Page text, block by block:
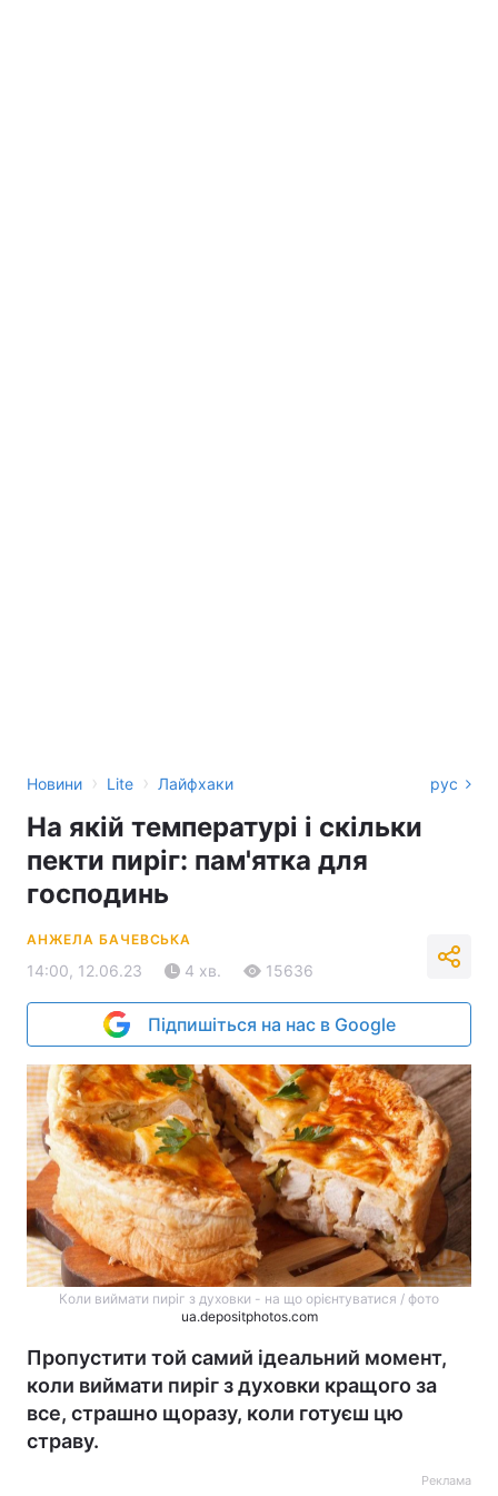
Новини › Lite › Лайфхаки рус
На якій температурі і скільки
пекти пиріг: пам'ятка для
господинь
АНЖЕЛА БАЧЕВСЬКА
14:00, 12.06.23 4 хв. 15636
Підпишіться на нас в Google
Коли виймати пиріг з духовки - на що орієнтуватися / фото
ua.depositphotos.com
Пропустити той самий ідеальний момент,
коли виймати пиріг з духовки кращого за
все, страшно щоразу, коли готуєш цю
страву.
Реклама